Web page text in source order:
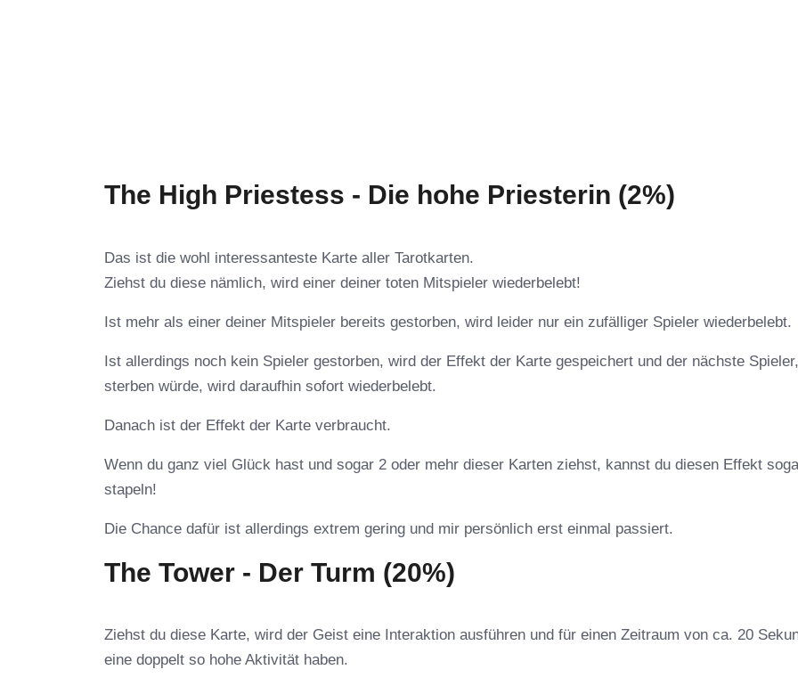
The High Priestess - Die hohe Priesterin (2%)
Das ist die wohl interessanteste Karte aller Tarotkarten.
Ziehst du diese nämlich, wird einer deiner toten Mitspieler wiederbelebt!
Ist mehr als einer deiner Mitspieler bereits gestorben, wird leider nur ein zufälliger Spieler wiederbelebt.
Ist allerdings noch kein Spieler gestorben, wird der Effekt der Karte gespeichert und der nächste
sterben würde, wird daraufhin sofort wiederbelebt.
Danach ist der Effekt der Karte verbraucht.
Wenn du ganz viel Glück hast und sogar 2 oder mehr dieser Karten ziehst, kannst du diesen Effekt
stapeln!
Die Chance dafür ist allerdings extrem gering und mir persönlich erst einmal passiert.
The Tower - Der Turm (20%)
Ziehst du diese Karte, wird der Geist eine Interaktion ausführen und für einen Zeitraum von ca. 20
eine doppelt so hohe Aktivität haben.